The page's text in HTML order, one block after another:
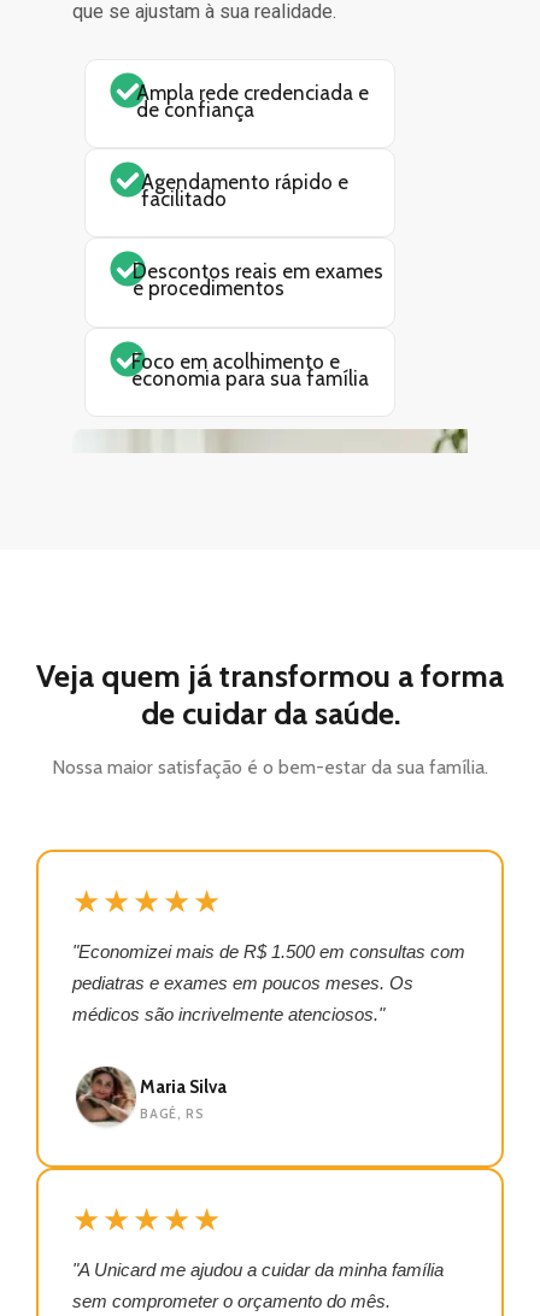
que se ajustam à sua realidade.
Ampla rede credenciada e
de confiança
Agendamento rápido e
facilitado
Descontos reais em exames
e procedimentos
Foco em acolhimento e
economia para sua família
Veja quem já transformou a forma
de cuidar da saúde.
Nossa maior satisfação é o bem-estar da sua família.
★★★★★
"Economizei mais de R$ 1.500 em consultas com
pediatras e exames em poucos meses. Os
médicos são incrivelmente atenciosos."
Maria Silva
BAGÉ, RS
★★★★★
"A Unicard me ajudou a cuidar da minha família
sem comprometer o orçamento do mês.